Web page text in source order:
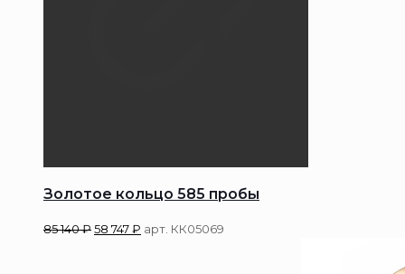
Золотое кольцо 585 пробы
85 140₽58 747₽ арт. КК05069